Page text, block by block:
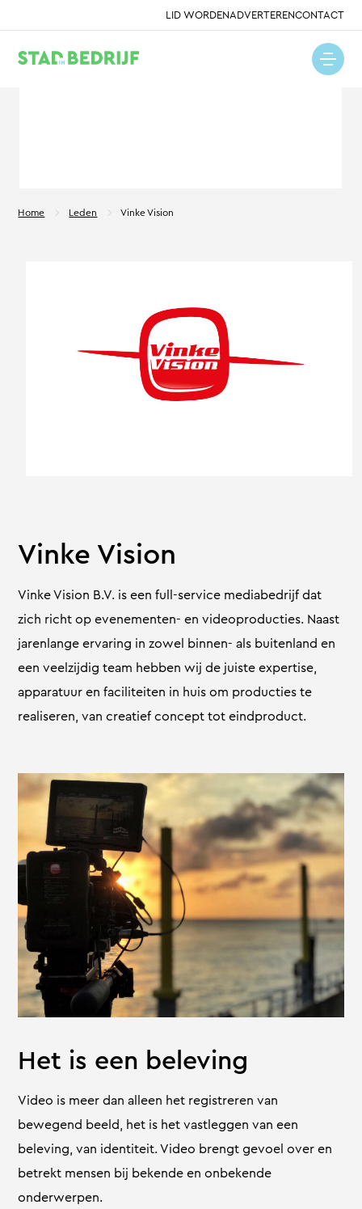
LID WORDENADVERTERENCONTACT
Home Leden Vinke Vision
Vinke Vision
Vinke Vision B.V. is een full-service mediabedrijf dat
zich richt op evenementen- en videoproducties. Naast
jarenlange ervaring in zowel binnen- als buitenland en
een veelzijdig team hebben wij de juiste expertise,
apparatuur en faciliteiten in huis om producties te
realiseren, van creatief concept tot eindproduct.
Het is een beleving
Video is meer dan alleen het registreren van
bewegend beeld, het is het vastleggen van een
beleving, van identiteit. Video brengt gevoel over en
betrekt mensen bij bekende en onbekende
onderwerpen.